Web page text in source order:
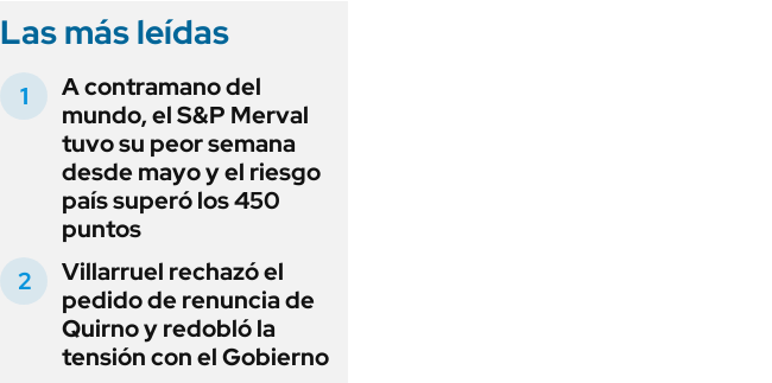
Las más leídas
A contramano del
mundo, el S&P Merval
tuvo su peor semana
desde mayo y el riesgo
país superó los 450
puntos
Villarruel rechazó el
pedido de renuncia de
Quirno y redobló la
tensión con el Gobierno